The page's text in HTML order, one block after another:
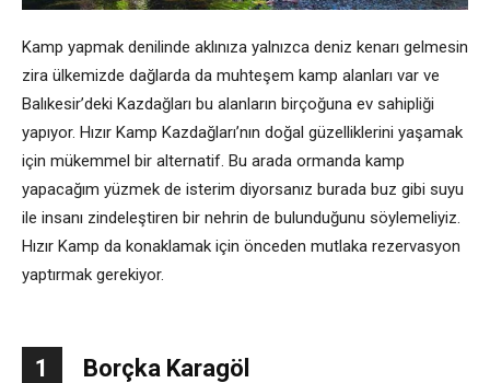
Kamp yapmak denilinde aklınıza yalnızca deniz kenarı gelmesin
zira ülkemizde dağlarda da muhteşem kamp alanları var ve
Balıkesir’deki Kazdağları bu alanların birçoğuna ev sahipliği
yapıyor. Hızır Kamp Kazdağları’nın doğal güzelliklerini yaşamak
için mükemmel bir alternatif. Bu arada ormanda kamp
yapacağım yüzmek de isterim diyorsanız burada buz gibi suyu
ile insanı zindeleştiren bir nehrin de bulunduğunu söylemeliyiz.
Hızır Kamp da konaklamak için önceden mutlaka rezervasyon
yaptırmak gerekiyor.
1 Borçka Karagöl